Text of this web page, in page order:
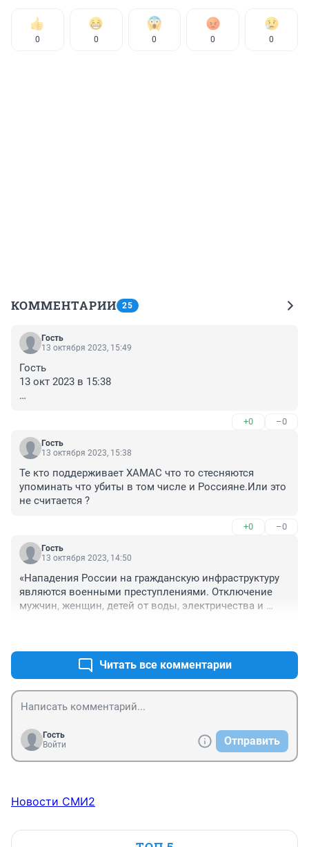
0 0 0 0 0
КОММЕНТАРИИ 25
Гость
13 октября 2023, 15:49
Гость
13 окт 2023 в 15:38
упоминать что убиты в том числе и Россияне....
У тебя даже мозгов нет чтобы понять сто написано в
13 окт 2023 в 14:04 Называйте вещи своими
именами..
+0 –0
Гость
13 октября 2023, 15:38
Те кто поддерживает ХАМАС что то стесняются
упоминать что убиты в том числе и Россияне.Или это
не считается ?
+0 –0
Гость
13 октября 2023, 14:50
«Нападения России на гражданскую инфраструктуру
являются воeнными преступлениями. Отключение
мужчин, женщин, детей от воды, электричества и
«Европа поддерживает Израиль. И мы полностью
поддерживаем право Израиля на самооборону» —
глава Еврокомиссии 11 октября 2023 года.
Просто две цитаты, без комментариев
Читать все комментарии
Гость
Войти
Отправить
Новости СМИ2